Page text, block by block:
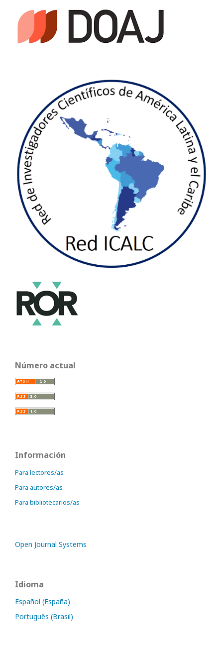
Número actual
Información
Para lectores/as
Para autores/as
Para bibliotecarios/as
Open Journal Systems
Idioma
Español (España)
Português (Brasil)